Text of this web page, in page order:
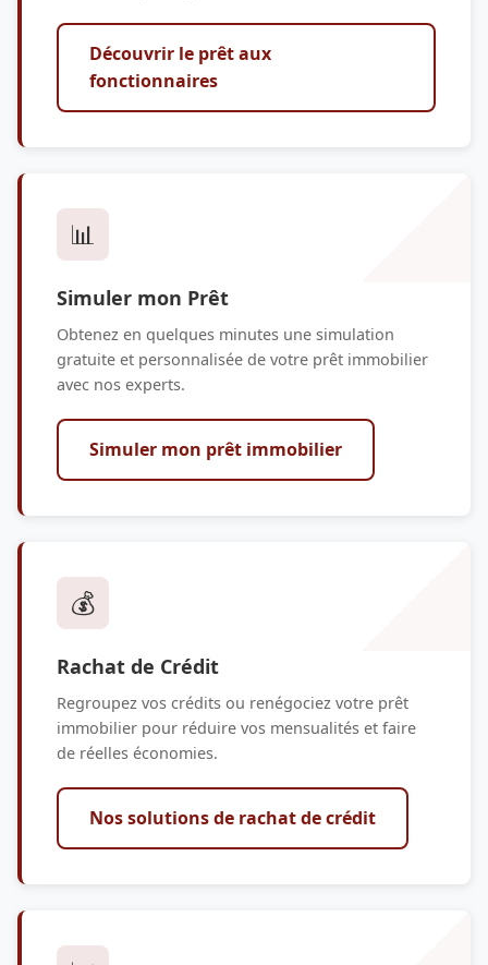
Découvrir le prêt aux
fonctionnaires
📊
Simuler mon Prêt
Obtenez en quelques minutes une simulation
gratuite et personnalisée de votre prêt immobilier
avec nos experts.
Simuler mon prêt immobilier
💰
Rachat de Crédit
Regroupez vos crédits ou renégociez votre prêt
immobilier pour réduire vos mensualités et faire
de réelles économies.
Nos solutions de rachat de crédit